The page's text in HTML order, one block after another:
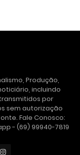
Produção,
incluindo
por
sem autorização
Fale Conosco:
- (69) 99940-7819